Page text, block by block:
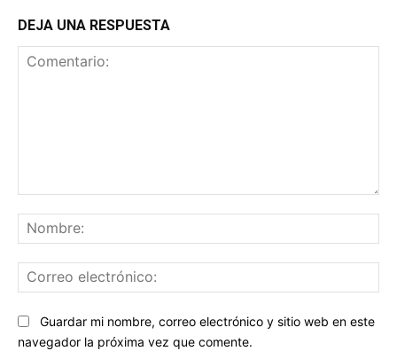
DEJA UNA RESPUESTA
Sitio
web:
Guardar mi nombre, correo electrónico y sitio web en este
navegador la próxima vez que comente.